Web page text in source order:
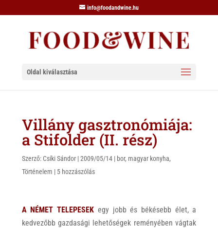
info@foodandwine.hu
Oldal kiválasztása
Villány gasztronómiája:
a Stifolder (II. rész)
Szerző: Csíki Sándor|2009/05/14| bor, magyar konyha,
Történelem | 5 hozzászólás
A NÉMET TELEPESEK egy jobb és békésebb élet, a
kedvezőbb gazdasági lehetőségek reményében vágtak